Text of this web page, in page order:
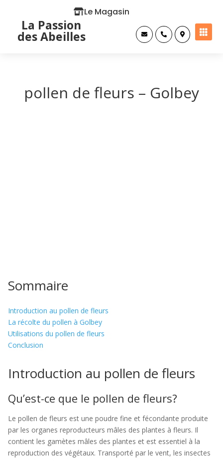
Le Magasin
La Passion
des Abeilles    
pollen de fleurs – Golbey
Sommaire
Introduction au pollen de fleurs
La récolte du pollen à Golbey
Utilisations du pollen de fleurs
Conclusion
Introduction au pollen de fleurs
Qu’est-ce que le pollen de fleurs?
Le pollen de fleurs est une poudre fine et fécondante produite
par les organes reproducteurs mâles des plantes à fleurs. Il
contient les gamètes mâles des plantes et est essentiel à la
reproduction des végétaux. Transporté par le vent, les insectes